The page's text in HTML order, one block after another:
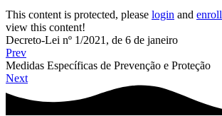
This content is protected, please login and enroll
view this content!
Decreto-Lei nº 1/2021, de 6 de janeiro
Prev
Medidas Específicas de Prevenção e Proteção
Next